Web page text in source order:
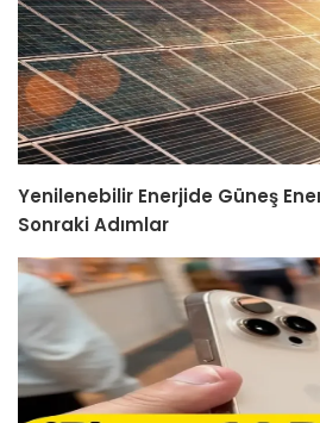
Yenilenebilir Enerjide Güneş
Sonraki Adımlar